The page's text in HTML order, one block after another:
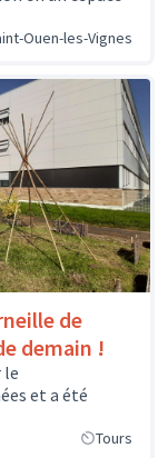
Ouen-les-Vignes
de
demain !
le
et a été
Tours